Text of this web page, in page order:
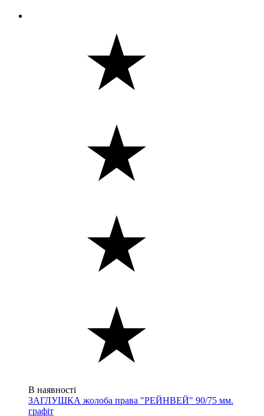
В наявності
ЗАГЛУШКА жолоба права "РЕЙНВЕЙ" 90/75 мм.
графіт